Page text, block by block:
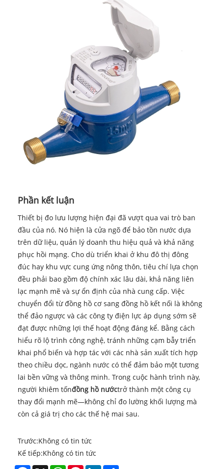
Phần kết luận
Thiết bị đo lưu lượng hiện đại đã vượt qua vai trò ban
đầu của nó. Nó hiện là cửa ngõ để bảo tồn nước dựa
trên dữ liệu, quản lý doanh thu hiệu quả và khả năng
phục hồi mạng. Cho dù triển khai ở khu đô thị đông
đúc hay khu vực cung ứng nông thôn, tiêu chí lựa chọn
đều phải bao gồm độ chính xác lâu dài, khả năng liên
lạc mạnh mẽ và sự ổn định của nhà cung cấp. Việc
chuyển đổi từ đồng hồ cơ sang đồng hồ kết nối là không
thể đảo ngược và các công ty điện lực áp dụng sớm sẽ
đạt được những lợi thế hoạt động đáng kể. Bằng cách
hiểu rõ lộ trình công nghệ, tránh những cạm bẫy triển
khai phổ biến và hợp tác với các nhà sản xuất tích hợp
theo chiều dọc, ngành nước có thể đảm bảo một tương
lai bền vững và thông minh. Trong cuộc hành trình này,
người khiêm tốnđồng hồ nướctrở thành một công cụ
thay đổi mạnh mẽ—không chỉ đo lường khối lượng mà
còn cả giá trị cho các thế hệ mai sau.
Trước:Không có tin tức
Kế tiếp:Không có tin tức